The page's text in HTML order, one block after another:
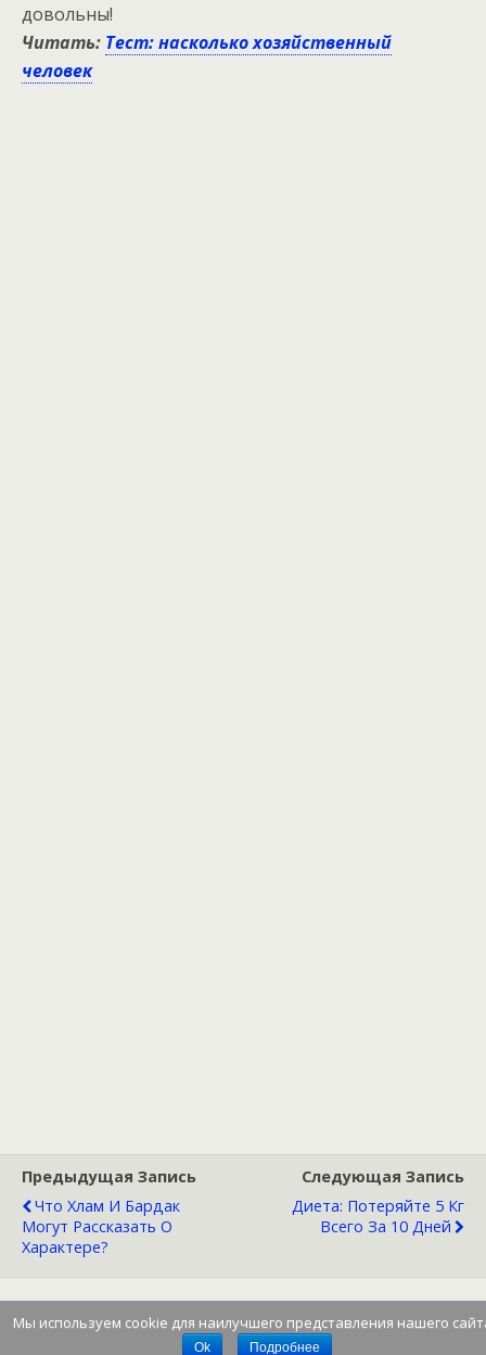
довольны!
Читать: Тест: насколько хозяйственный
человек
Предыдущая Запись
Что Хлам И Бардак
Могут Рассказать О
Характере?
Следующая Запись
Диета: Потеряйте 5 Кг
Всего За 10 Дней
Мы используем cookie для наилучшего представления нашего
Ok Подробнее
Наверх